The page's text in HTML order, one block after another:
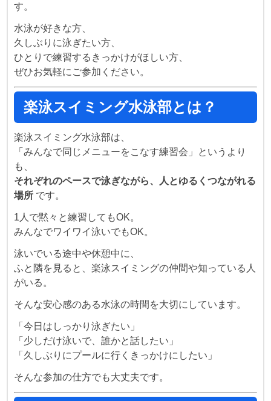
す。
水泳が好きな方、
久しぶりに泳ぎたい方、
ひとりで練習するきっかけがほしい方、
ぜひお気軽にご参加ください。
楽泳スイミング水泳部とは？
楽泳スイミング水泳部は、
「みんなで同じメニューをこなす練習会」というより
も、
それぞれのペースで泳ぎながら、人とゆるくつながれる
場所 です。
1人で黙々と練習してもOK。
みんなでワイワイ泳いでもOK。
泳いでいる途中や休憩中に、
ふと隣を見ると、楽泳スイミングの仲間や知っている人
がいる。
そんな安心感のある水泳の時間を大切にしています。
「今日はしっかり泳ぎたい」
「少しだけ泳いで、誰かと話したい」
「久しぶりにプールに行くきっかけにしたい」
そんな参加の仕方でも大丈夫です。